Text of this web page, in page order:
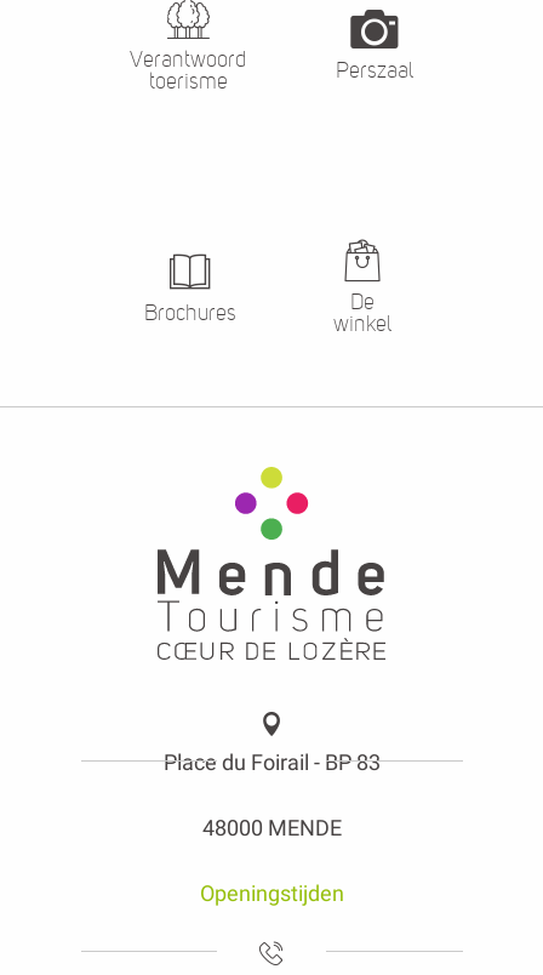
Verantwoord
toerisme
Perszaal
Brochures
De
winkel
Place du Foirail - BP 83
48000 MENDE
Openingstijden